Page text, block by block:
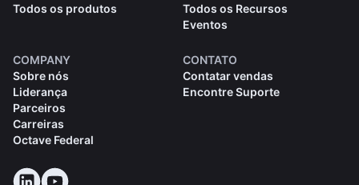
Todos os produtos
Todos os Recursos
Eventos
COMPANY
Sobre nós
Liderança
Parceiros
Carreiras
Octave Federal
CONTATO
Contatar vendas
Encontre Suporte